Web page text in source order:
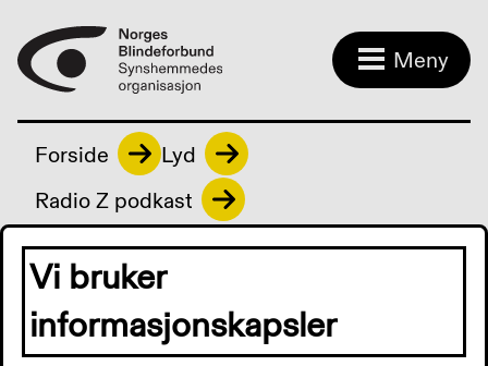
Meny
Forside
Lyd
Radio Z podkast
Radio Z podkast
Vi bruker
informasjonskapsler